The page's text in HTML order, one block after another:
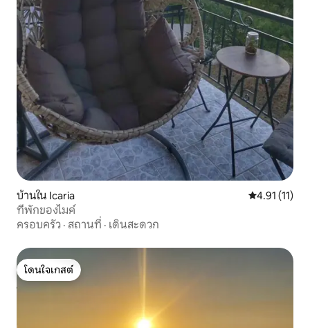
บ้านใน Icaria คะแนนเฉลี่ย
4.91 (11)
ที่พักของไมค์
ครอบครัว · สถานที่ · เดินสะดวก
โดนใจเกสต์
โดนใจเกสต์